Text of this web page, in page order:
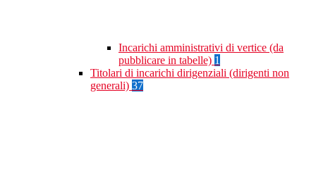
Incarichi amministrativi di vertice (da
pubblicare in tabelle) 1
Titolari di incarichi dirigenziali (dirigenti non
generali) 37